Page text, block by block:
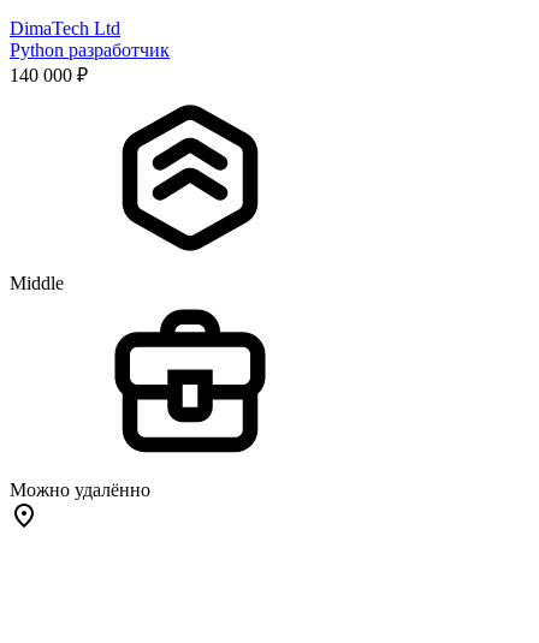
DimaTech Ltd
Python разработчик
140 000 ₽
Middle
Можно удалённо